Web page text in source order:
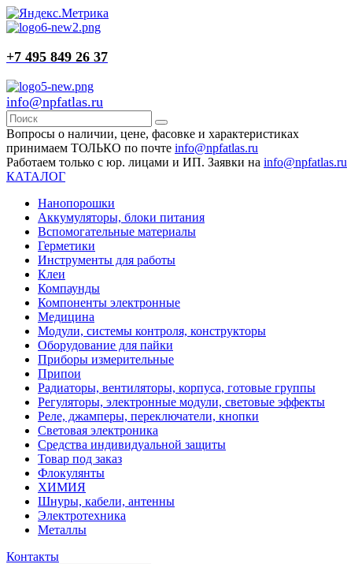
+7 495 849 26 37
info@npfatlas.ru
Вопросы о наличии, цене, фасовке и характеристиках
принимаем ТОЛЬКО по почте info@npfatlas.ru
Работаем только с юр. лицами и ИП. Заявки на info@npfatlas.ru
КАТАЛОГ
Нанопорошки
Аккумуляторы, блоки питания
Вспомогательные материалы
Герметики
Инструменты для работы
Клеи
Компаунды
Компоненты электронные
Медицина
Модули, системы контроля, конструкторы
Оборудование для пайки
Приборы измерительные
Припои
Радиаторы, вентиляторы, корпуса, готовые группы
Регуляторы, электронные модули, световые эффекты
Реле, джамперы, переключатели, кнопки
Световая электроника
Средства индивидуальной защиты
Товар под заказ
Флокулянты
ХИМИЯ
Шнуры, кабели, антенны
Электротехника
Металлы
Контакты